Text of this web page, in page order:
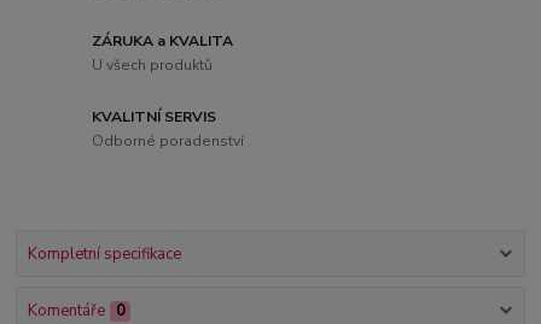
ZÁRUKA a KVALITA
U všech produktů
KVALITNÍ SERVIS
Odborné poradenství
Kompletní specifikace
Komentáře 0